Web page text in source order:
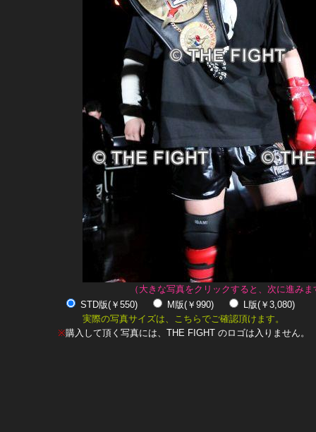
（大きな写真をクリックすると、次に進みま
STD版(￥550)
M版(￥990)
L版(￥3,080)
実際の写真サイズは、こちらでご確認頂けます。
※購入して頂く写真には、THE FIGHT のロゴは入りません。